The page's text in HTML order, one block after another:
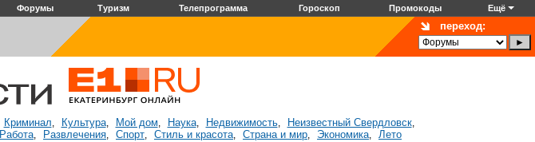
Форумы Туризм Телепрограмма Гороскоп Промокоды Ещё
переход:
Криминал, Культура, Мой дом, Наука, Недвижимость, Неизвестный Свердловск,
Работа, Развлечения, Спорт, Стиль и красота, Страна и мир, Экономика, Лето